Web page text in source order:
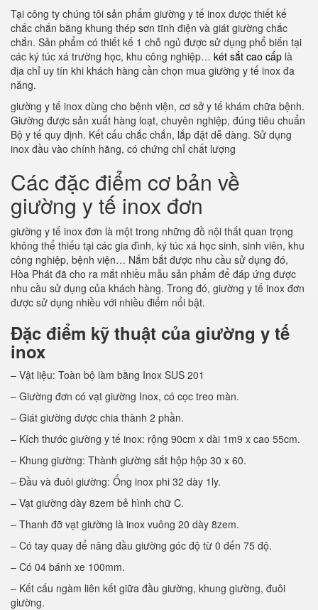
Tại công ty chúng tôi sản phẩm giường y tế inox được thiết kế
chắc chắn bằng khung thép sơn tĩnh điện và giát giường chắc
chắn. Sản phẩm có thiết kế 1 chỗ ngủ được sử dụng phổ biến tại
các ký túc xá trường học, khu công nghiệp… két sắt cao cấp là
địa chỉ uy tín khi khách hàng cần chọn mua giường y tế inox đa
năng.
giường y tế inox dùng cho bệnh viện, cơ sở y tế khám chữa bệnh.
Giường được sản xuất hàng loạt, chuyên nghiệp, đúng tiêu chuẩn
Bộ y tế quy định. Kết cấu chắc chắn, lắp đặt dễ dàng. Sử dụng
inox đầu vào chính hãng, có chứng chỉ chất lượng
Các đặc điểm cơ bản về
giường y tế inox đơn
giường y tế inox đơn là một trong những đồ nội thất quan trọng
không thể thiếu tại các gia đình, ký túc xá học sinh, sinh viên, khu
công nghiệp, bệnh viện… Nắm bắt được nhu cầu sử dụng đó,
Hòa Phát đã cho ra mắt nhiều mẫu sản phẩm để đáp ứng được
nhu cầu sử dụng của khách hàng. Trong đó, giường y tế inox đơn
được sử dụng nhiều với nhiều điểm nổi bật.
Đặc điểm kỹ thuật của giường y tế
inox
– Vật liệu: Toàn bộ làm bằng Inox SUS 201
– Giường đơn có vạt giường Inox, có cọc treo màn.
– Giát giường được chia thành 2 phần.
– Kích thước giường y tế inox: rộng 90cm x dài 1m9 x cao 55cm.
– Khung giường: Thành giường sắt hộp hộp 30 x 60.
– Đầu và đuôi giường: Ống inox phi 32 dày 1ly.
– Vạt giường dày 8zem bẻ hình chữ C.
– Thanh đỡ vạt giường là inox vuông 20 dày 8zem.
– Có tay quay để nâng đầu giường góc độ từ 0 đến 75 độ.
– Có 04 bánh xe 100mm.
– Kết cấu ngàm liên kết giữa đầu giường, khung giường, đuôi
giường.